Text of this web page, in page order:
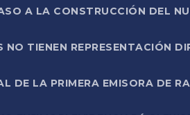
A LA CONSTRUCCIÓN DEL
TIENEN REPRESENTACIÓN
DE LA PRIMERA EMISORA DE